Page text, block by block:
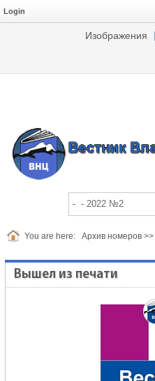
Login
Изображения
You are here: Архив номеров >>
Вышел из печати